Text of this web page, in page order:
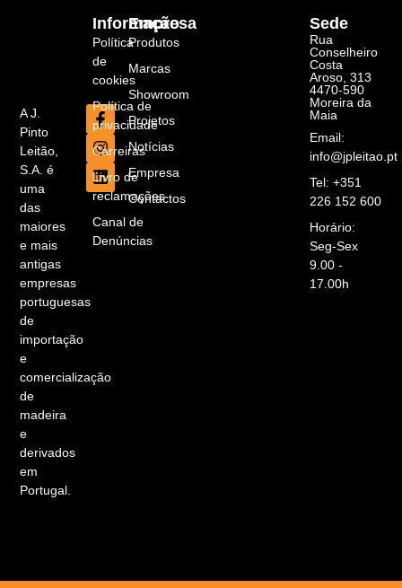
A J.
Pinto
Leitão,
S.A. é
uma
das
maiores
e mais
antigas
empresas
portuguesas
de
importação
e
comercialização
de
madeira
e
derivados
em
Portugal.
Empresa
Produtos
Marcas
Showroom
Projetos
Notícias
Empresa
Contactos
Informação
Política
de
cookies
Política de
privacidade
Carreiras
Livro de
reclamações
Canal de
Denúncias
Sede
Rua
Conselheiro
Costa
Aroso, 313
4470-590
Moreira da
Maia
Email:
info@jpleitao.pt
Tel: +351
226 152 600
Horário:
Seg-Sex
9.00 -
17.00h